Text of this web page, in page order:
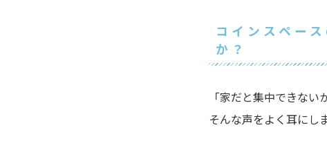
コインスペー
か？
「家だと集中できない
そんな声をよく耳にしま